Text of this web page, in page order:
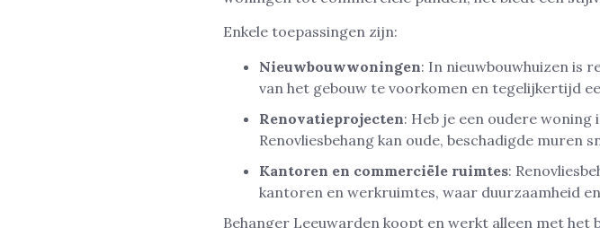
Enkele toepassingen zijn:
Nieuwbouwwoningen: In nieuwbouwhuizen is
van het gebouw te voorkomen en tegelijkertijd
Renovatieprojecten: Heb je een oudere woning
Renovliesbehang kan oude, beschadigde muren
Kantoren en commerciële ruimtes:
kantoren en werkruimtes, waar duurzaamheid
Behanger Leeuwarden koopt en werkt alleen met het